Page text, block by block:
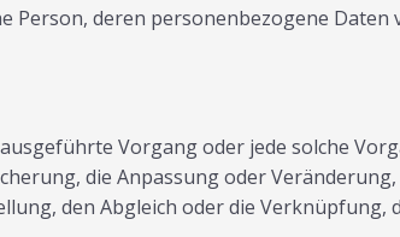
deren personenbezogene
Vorgang oder jede solche
die Anpassung oder
den Abgleich oder die Verknüpfung,